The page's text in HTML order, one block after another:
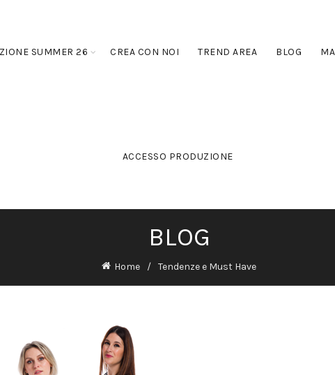
SUMMER 26 CREA CON NOI TREND AREA BLOG
ACCESSO PRODUZIONE
BLOG
Home Tendenze e Must Have